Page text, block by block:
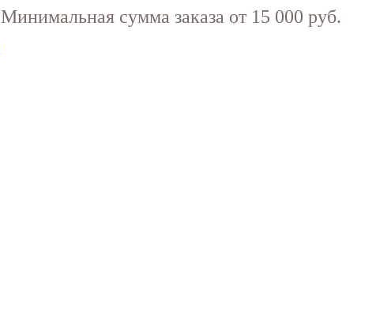
Минимальная сумма заказа от 15 000 руб.